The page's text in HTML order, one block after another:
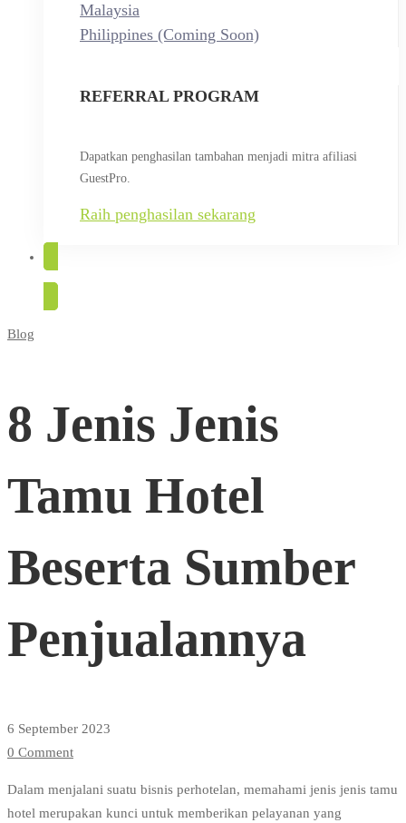
Malaysia
Philippines (Coming Soon)
REFERRAL PROGRAM
Dapatkan penghasilan tambahan menjadi mitra afiliasi
GuestPro.
Raih penghasilan sekarang
8
Jenis
Jenis
Hotel
Beserta
Sumber
Penjualannya
Blog
8 Jenis Jenis
Tamu Hotel
Beserta Sumber
Penjualannya
6 September 2023
0 Comment
Dalam menjalani suatu bisnis perhotelan, memahami jenis jenis tamu
hotel merupakan kunci untuk memberikan pelayanan yang